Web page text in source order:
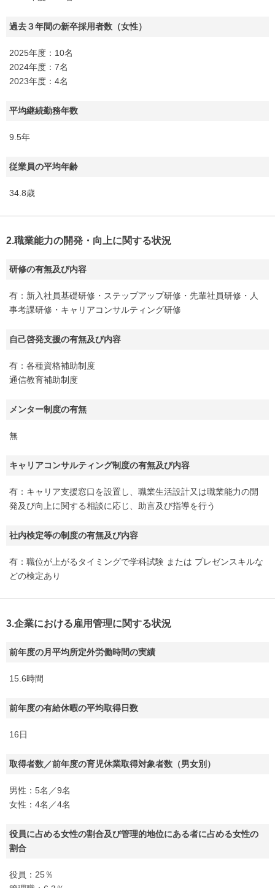
過去３年間の新卒採用者数（女性）
2025年度：10名
2024年度：7名
2023年度：4名
平均継続勤務年数
9.5年
従業員の平均年齢
34.8歳
2.職業能力の開発・向上に関する状況
研修の有無及び内容
有：新入社員基礎研修・ステップアップ研修・先輩社員研修・人
事考課研修・キャリアコンサルティング研修
自己啓発支援の有無及び内容
有：各種資格補助制度
通信教育補助制度
メンター制度の有無
無
キャリアコンサルティング制度の有無及び内容
有：キャリア支援窓口を設置し、職業生活設計又は職業能力の開
発及び向上に関する相談に応じ、助言及び指導を行う
社内検定等の制度の有無及び内容
有：職位が上がるタイミングで学科試験 または プレゼンスキルな
どの検定あり
3.企業における雇用管理に関する状況
前年度の月平均所定外労働時間の実績
15.6時間
前年度の有給休暇の平均取得日数
16日
取得者数／前年度の育児休業取得対象者数（男女別）
男性：5名／9名
女性：4名／4名
役員に占める女性の割合及び管理的地位にある者に占める女性の
割合
役員：25％